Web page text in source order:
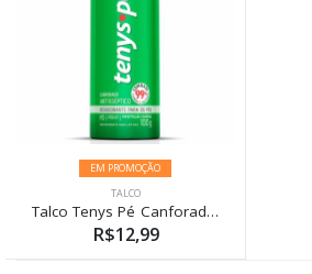
EM PROMOÇÃO
TALCO
Talco Tenys Pé Canforado 100g
R$12,99